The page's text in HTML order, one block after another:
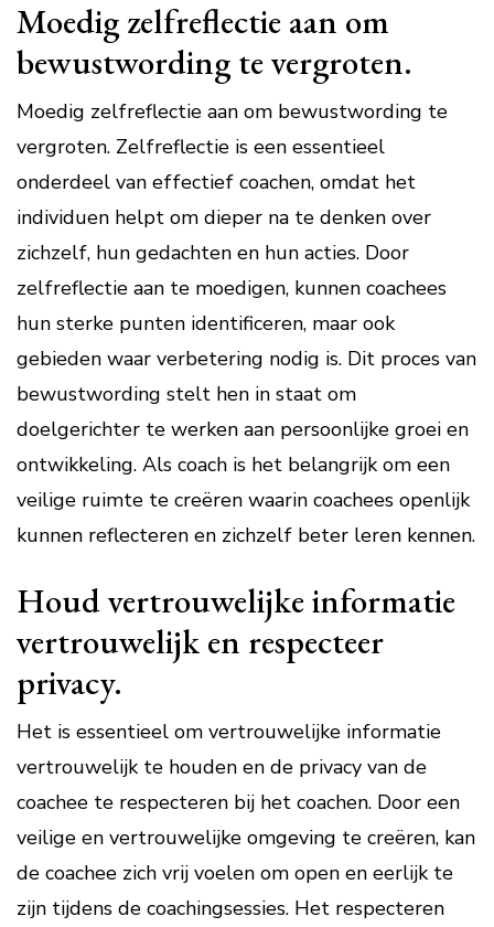
Moedig zelfreflectie aan om
bewustwording te vergroten.
Moedig zelfreflectie aan om bewustwording te
vergroten. Zelfreflectie is een essentieel
onderdeel van effectief coachen, omdat het
individuen helpt om dieper na te denken over
zichzelf, hun gedachten en hun acties. Door
zelfreflectie aan te moedigen, kunnen coachees
hun sterke punten identificeren, maar ook
gebieden waar verbetering nodig is. Dit proces van
bewustwording stelt hen in staat om
doelgerichter te werken aan persoonlijke groei en
ontwikkeling. Als coach is het belangrijk om een
veilige ruimte te creëren waarin coachees openlijk
kunnen reflecteren en zichzelf beter leren kennen.
Houd vertrouwelijke informatie
vertrouwelijk en respecteer
privacy.
Het is essentieel om vertrouwelijke informatie
vertrouwelijk te houden en de privacy van de
coachee te respecteren bij het coachen. Door een
veilige en vertrouwelijke omgeving te creëren, kan
de coachee zich vrij voelen om open en eerlijk te
zijn tijdens de coachingsessies. Het respecteren